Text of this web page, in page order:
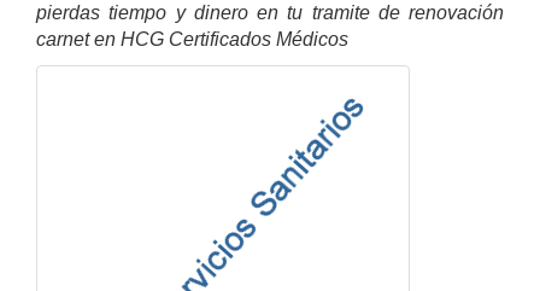
pierdas tiempo y dinero en tu tramite de renovación
carnet en HCG Certificados Médicos